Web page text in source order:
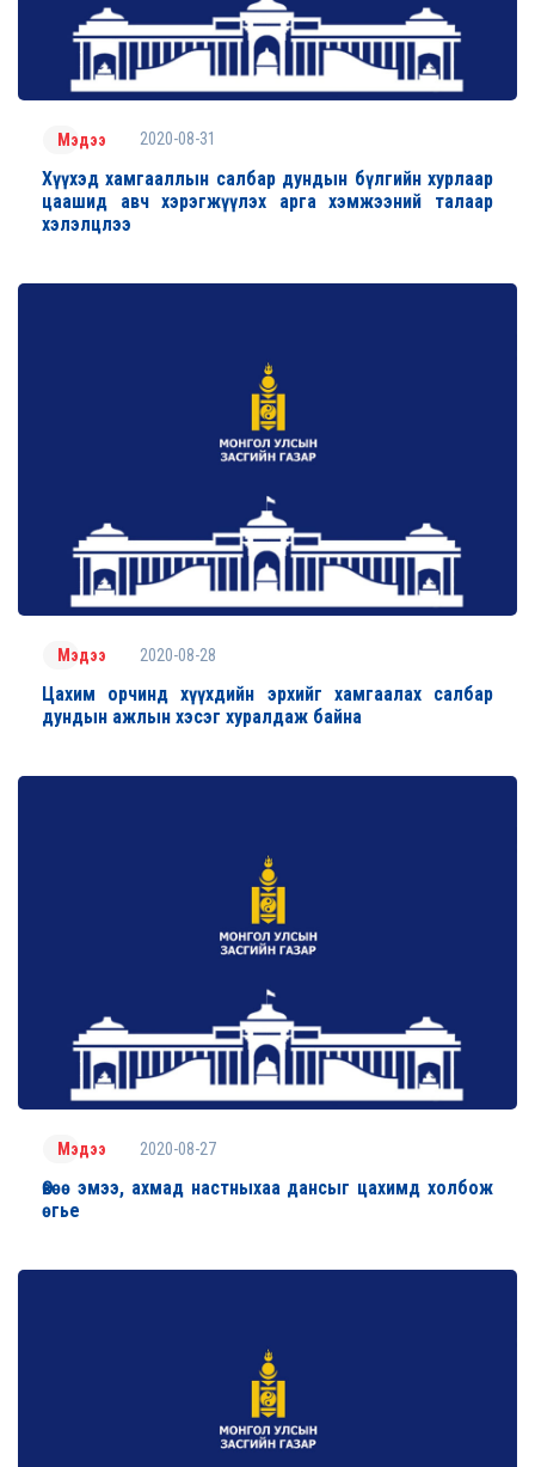
Мэдээ 2020-08-31
Хүүхэд хамгааллын салбар дундын бүлгийн хурлаар
цаашид авч хэрэгжүүлэх арга хэмжээний талаар
хэлэлцлээ
Мэдээ 2020-08-28
Цахим орчинд хүүхдийн эрхийг хамгаалах салбар
дундын ажлын хэсэг хуралдаж байна
Мэдээ 2020-08-27
Өвөө эмээ, ахмад настныхаа дансыг цахимд холбож
өгье